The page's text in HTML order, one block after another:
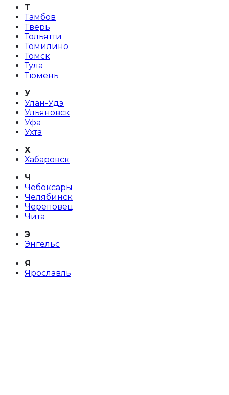
Т
Тамбов
Тверь
Тольятти
Томилино
Томск
Тула
Тюмень
У
Улан-Удэ
Ульяновск
Уфа
Ухта
Х
Хабаровск
Ч
Чебоксары
Челябинск
Череповец
Чита
Э
Энгельс
Я
Ярославль